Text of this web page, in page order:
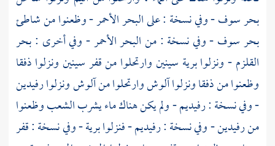
بحر سوف- وفي نسخة : علىالبحر الأحمر- وظعنوا من شاطئ
بحر سوف- وفي نسخة : منالبحر الأحمر- وفي أخرى :بحر
القلزم- ونزلوا برية سينينوارتحلوا من قفرسينينونزلواذفقا
وظعنوا منذفقاونزلواآلوشوارتحلوا منآلوشونزلوارفيدين
- وفي نسخة :رفيديم- ولم يكن هناك ماء يشرب الشعب وظعنوا
منرفيدين- وفي نسخة :رفيديم- فنزلوا برية - وفي نسخة :قفر